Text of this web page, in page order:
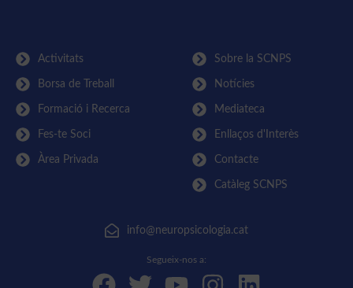
Activitats
Borsa de Treball
Formació i Recerca
Fes-te Soci
Àrea Privada
Sobre la SCNPS
Notícies
Mediateca
Enllaços d'Interès
Contacte
Catàleg SCNPS
info@neuropsicologia.cat
Segueix-nos a: